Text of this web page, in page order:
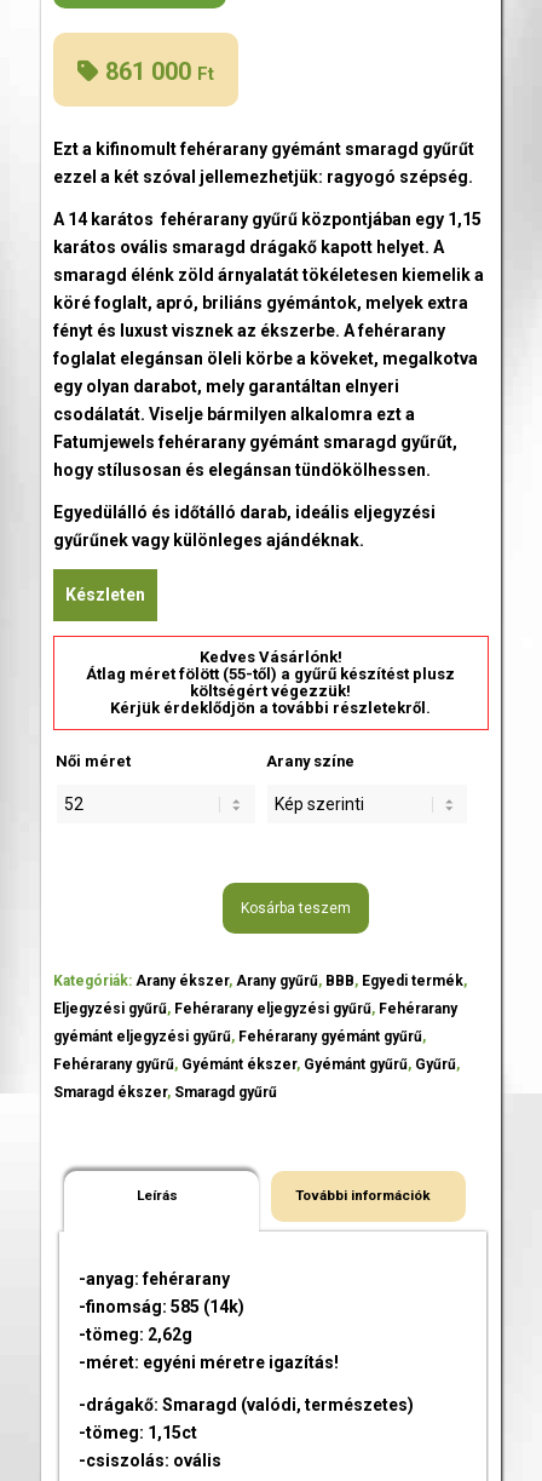
861 000 Ft
Ezt a kifinomult fehérarany gyémánt smaragd gyűrűt
ezzel a két szóval jellemezhetjük: ragyogó szépség.
A 14 karátos fehérarany gyűrű központjában egy 1,15
karátos ovális smaragd drágakő kapott helyet. A
smaragd élénk zöld árnyalatát tökéletesen kiemelik a
köré foglalt, apró, briliáns gyémántok, melyek extra
fényt és luxust visznek az ékszerbe. A fehérarany
foglalat elegánsan öleli körbe a köveket, megalkotva
egy olyan darabot, mely garantáltan elnyeri
csodálatát. Viselje bármilyen alkalomra ezt a
Fatumjewels fehérarany gyémánt smaragd gyűrűt,
hogy stílusosan és elegánsan tündökölhessen.
Egyedülálló és időtálló darab, ideális eljegyzési
gyűrűnek vagy különleges ajándéknak.
Készleten
Kedves Vásárlónk!
Átlag méret fölött (55-től) a gyűrű készítést plusz
költségért végezzük!
Kérjük érdeklődjön a további részletekről.
Női méret Arany színe
Kosárba teszem
Kategóriák: Arany ékszer, Arany gyűrű, BBB, Egyedi termék,
Eljegyzési gyűrű, Fehérarany eljegyzési gyűrű, Fehérarany
gyémánt eljegyzési gyűrű, Fehérarany gyémánt gyűrű,
Fehérarany gyűrű, Gyémánt ékszer, Gyémánt gyűrű, Gyűrű,
Smaragd ékszer, Smaragd gyűrű
Leírás További információk
-anyag: fehérarany
-finomság: 585 (14k)
-tömeg: 2,62g
-méret: egyéni méretre igazítás!
-drágakő: Smaragd (valódi, természetes)
-tömeg: 1,15ct
-csiszolás: ovális